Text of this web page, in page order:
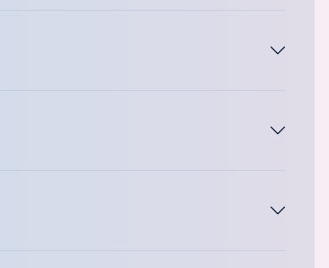
Bakıcı odasında vakit geçiriliyorsa izin